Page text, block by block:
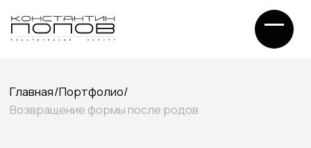
Возвращение формы